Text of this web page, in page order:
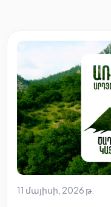
11 մայիսի, 2026 թ.